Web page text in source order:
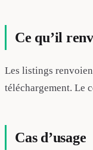
Ce qu’il
Les listings
téléchargement. Le
Cas d’usage